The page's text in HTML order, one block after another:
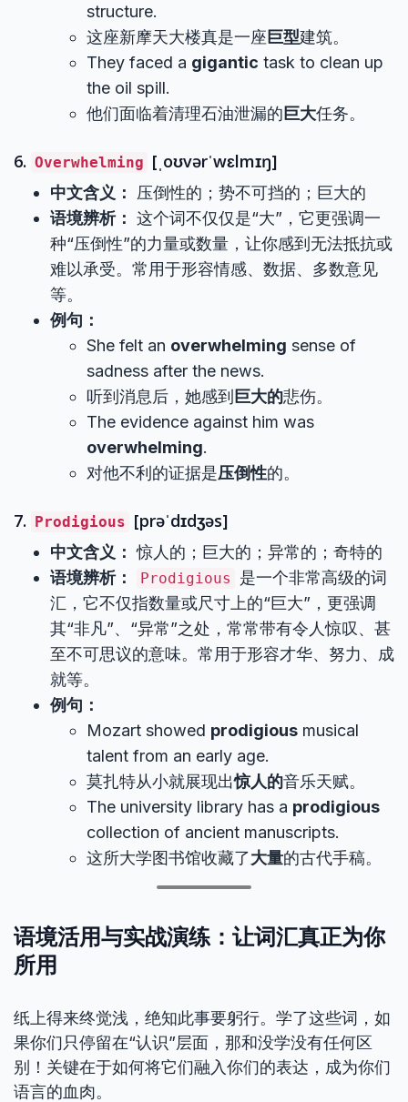
structure.
这座新摩天大楼真是一座巨型建筑。
They faced a gigantic task to clean up
the oil spill.
他们面临着清理石油泄漏的巨大任务。
6. Overwhelming [ˌoʊvərˈwɛlmɪŋ]
中文含义：
压倒性的；势不可挡的；巨大的
语境辨析： 这个词不仅仅是“大”，它更强调一
种“压倒性”的力量或数量，让你感到无法抵抗或
难以承受。常用于形容情感、数据、多数意见
等。
例句：
She felt an overwhelming sense of
sadness after the news.
听到消息后，她感到 巨大的悲伤。
The evidence against him was
overwhelming.
对他不利的证据是压倒性的。
7. Prodigious [prəˈdɪdʒəs]
中文含义： 惊人的；巨大的；异常的；奇特的
语境辨析：
Prodigious
是一个非常高级的词
汇，它不仅指数量或尺寸上的“巨大”，更强调
其“非凡”、“异常”之处，常常带有令人惊叹、甚
至不可思议的意味。常用于形容才华、努力、成
就等。
例句：
Mozart showed prodigious musical
talent from an early age.
莫扎特从小就展现出惊人的音乐天赋。
The university library has a prodigious
collection of ancient manuscripts.
这所大学图书馆收藏了大量的古代手稿。
语境活用与实战演练：让词汇真正为你
所用
纸上得来终觉浅，绝知此事要躬行。学了这些词，如
果你们只停留在“认识”层面，那和没学没有任何区
别！关键在于如何将它们融入你们的表达，成为你们
语言的血肉。